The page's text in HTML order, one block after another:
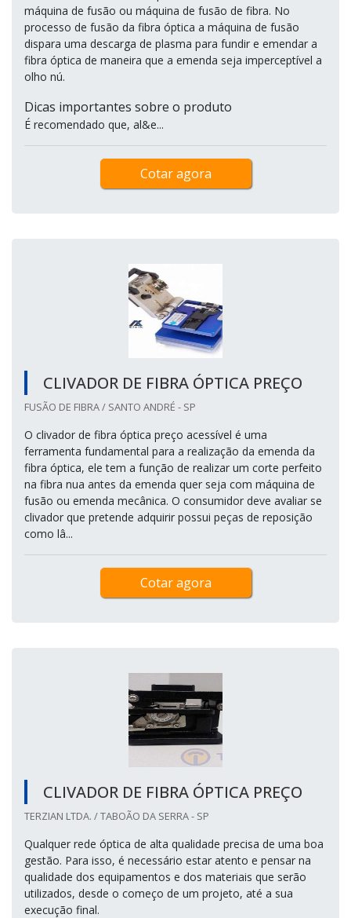
máquina de fusão ou máquina de fusão de fibra. No
processo de fusão da fibra óptica a máquina de fusão
dispara uma descarga de plasma para fundir e emendar a
fibra óptica de maneira que a emenda seja imperceptível a
olho nú.
Dicas importantes sobre o produto
É recomendado que, al&e...
Cotar agora
CLIVADOR DE FIBRA ÓPTICA PREÇO
FUSÃO DE FIBRA / SANTO ANDRÉ - SP
O clivador de fibra óptica preço acessível é uma
ferramenta fundamental para a realização da emenda da
fibra óptica, ele tem a função de realizar um corte perfeito
na fibra nua antes da emenda quer seja com máquina de
fusão ou emenda mecânica. O consumidor deve avaliar se
clivador que pretende adquirir possui peças de reposição
como lâ...
Cotar agora
CLIVADOR DE FIBRA ÓPTICA PREÇO
TERZIAN LTDA. / TABOÃO DA SERRA - SP
Qualquer rede óptica de alta qualidade precisa de uma boa
gestão. Para isso, é necessário estar atento e pensar na
qualidade dos equipamentos e dos materiais que serão
utilizados, desde o começo de um projeto, até a sua
execução final.